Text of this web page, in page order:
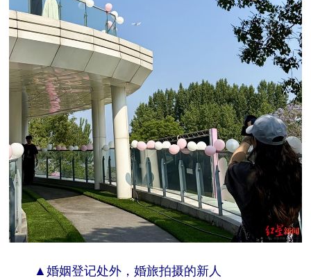
▲婚姻登记处外，婚旅拍摄的新人